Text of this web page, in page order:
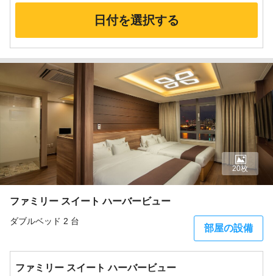
日付を選択する
ファミリー スイート ハーバービュー
ダブルベッド 2 台
部屋の設備
20枚
ファミリー スイート ハーバービュー